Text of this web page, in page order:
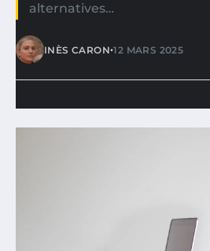
alternatives…
INÈS CARON•12 MARS 2025